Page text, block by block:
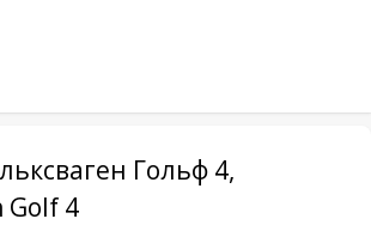
Гольф 4,
Golf 4